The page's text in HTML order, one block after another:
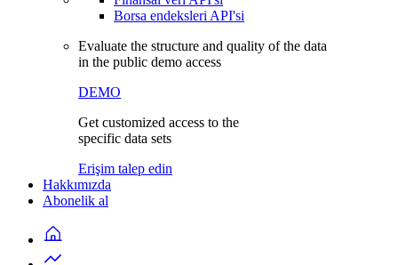
Borsa endeksleri API'si
Evaluate the structure and quality of the data
in the public demo access
DEMO
Get customized access to the
specific data sets
Erişim talep edin
Hakkımızda
Abonelik al